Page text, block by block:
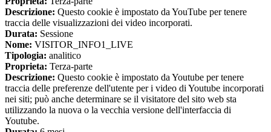
Descrizione: Questo cookie è impostato da YouTube per tenere
traccia delle visualizzazioni dei video incorporati.
Durata: Sessione
Nome: VISITOR_INFO1_LIVE
Tipologia: analitico
Proprieta: Terza-parte
Descrizione: Questo cookie è impostato da Youtube per tenere
traccia delle preferenze dell'utente per i video di Youtube incorporati
nei siti; può anche determinare se il visitatore del sito web sta
utilizzando la nuova o la vecchia versione dell'interfaccia di
Youtube.